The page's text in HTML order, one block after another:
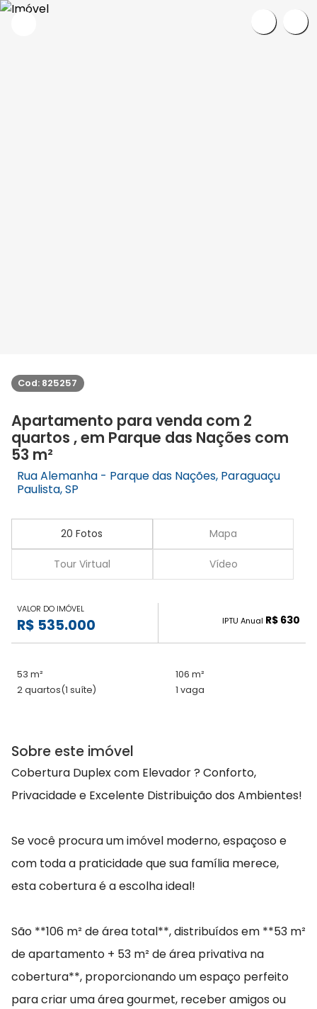
Cod: 825257
Apartamento para venda com 2
quartos , em Parque das Nações com
53 m²
Rua Alemanha - Parque das Nações, Paraguaçu
Paulista, SP
20 Fotos Mapa
Tour Virtual Vídeo
VALOR DO IMÓVEL
R$ 535.000 IPTU Anual R$ 630
53 m²
106 m²
2 quartos(1 suíte) 1 vaga
Sobre este imóvel
Cobertura Duplex com Elevador ? Conforto,
Privacidade e Excelente Distribuição dos Ambientes!
Se você procura um imóvel moderno, espaçoso e
com toda a praticidade que sua família merece,
esta cobertura é a escolha ideal!
São **106 m² de área total**, distribuídos em **53 m²
de apartamento + 53 m² de área privativa na
cobertura**, proporcionando um espaço perfeito
para criar uma área gourmet, receber amigos ou